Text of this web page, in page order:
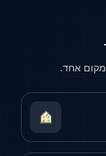
אחד.